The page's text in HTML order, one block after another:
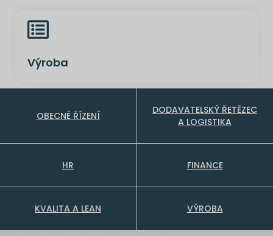
Výroba
OBECNÉ ŘÍZENÍ
DODAVATELSKÝ ŘETĚZEC
A LOGISTIKA
HR FINANCE
KVALITA A LEAN VÝROBA